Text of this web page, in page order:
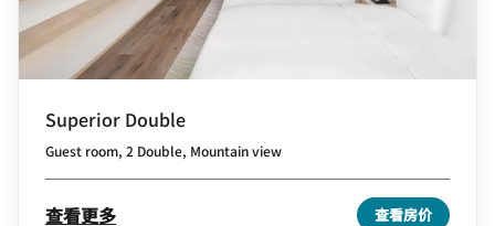
Superior Double
Guest room, 2 Double, Mountain view
查看更多 查看房价